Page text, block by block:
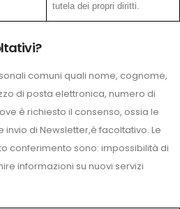
tutela dei propri diritti.
comuni quali nome, cognome,
di posta elettronica, numero di
è richiesto il consenso, ossia le
invio di Newsletter,è facoltativo. Le
conferimento sono: impossibilità di
informazioni su nuovi servizi